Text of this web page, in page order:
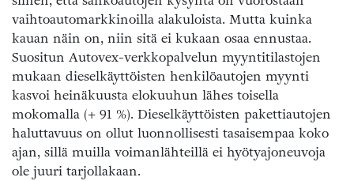
vaihtoautomarkkinoilla alakuloista. Mutta kuinka
kauan näin on, niin sitä ei kukaan osaa ennustaa.
Suositun Autovex-verkkopalvelun myyntitilastojen
mukaan dieselkäyttöisten henkilöautojen myynti
kasvoi heinäkuusta elokuuhun lähes toisella
mokomalla (+ 91 %). Dieselkäyttöisten pakettiautojen
haluttavuus on ollut luonnollisesti tasaisempaa koko
ajan, sillä muilla voimanlähteillä ei hyötyajoneuvoja
ole juuri tarjollakaan.